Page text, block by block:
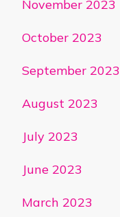
November 2023
October 2023
September 2023
August 2023
July 2023
June 2023
March 2023